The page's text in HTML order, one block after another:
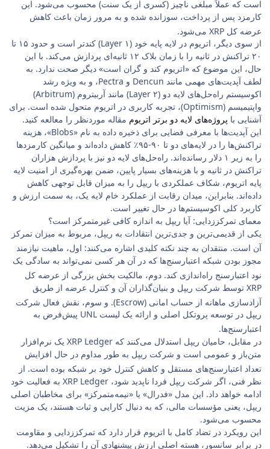
است که عملاً مبلغی ناچیز (کسری از یک سنت) محسوب می‌شود. این
کارمزد پس از پرداخت، سوزانده شده و به مرور زمان باعث کاهش
عرضه کل XRP می‌شود.
از سوی دیگر، اتریوم در لایه پایه خود (Layer ۱) کندتر است و حدود ۱۵ تا
۲۰ تراکنش در ثانیه را با زمان بلاک ۱۲ ثانیه‌ای پردازش می‌کند. با این
حال، این موضوع که «اتریوم کند و گران است» دیگر صحت ندارد. به
لطف آپدیت‌های مهمی مانند Dencun و Pectra، و به ویژه رشد
اکوسیستم راه‌حل‌های لایه دو (Layer ۲) مانند آربیتروم (Arbitrum)
واپتیمیسم (Optimism)، تجربه کاربری در اتریوم متحول شده است. برای
آشنایی با پروژه‌های لایه دو برتر اتریوم مقاله مورد‌نظر را معالعه کنید.
این آپدیت‌ها با معرفی فضایی برای ذخیره داده به نام «Blobs»، هزینه
تراکنش‌ها را در لایه‌های دو تا ۹۰-۹۵٪ کاهش داده‌اند و میانگین کارمزدها
را به زیر ۱ دلار رسانده‌اند. راه‌حل‌های لایه دو نیز با پردازش هزاران
تراکنش در ثانیه و با هزینه‌های بسیار پایین، ضمن بهره‌گیری از امنیت لایه
پایه اتریوم، شکاف عملکردی با ریپل را به میزان قابل توجهی کاهش
داده‌اند. بنابراین، میدان رقابت از عملکرد خام لایه یک، به سمت ارزش و
کاربرد کلی اکوسیستم‌ها در حال تغییر است.
معمای تمرکززدایی: آیا ریپل به اندازه کافی غیرمتمرکز است؟
یکی از قدیمی‌ترین و جدی‌ترین انتقادات به ریپل، مربوط به میزان تمرکز
آن است. منتقدان به چند نکته کلیدی اشاره می‌کنند: اول، ماهیت نیازمند
مجوز بودن شبکه اعتبارسنج‌ها که در آن هر کسی نمی‌تواند به سادگی یک
نود اعتبارسنج راه‌اندازی کند. دوم، مالکیت بخش بزرگی از عرضه کل
XRP توسط شرکت ریپل و بنیان‌گذاران آن و کنترل عرضه از طریق
آزادسازی ماهانه از حساب امانی (Escrow).
و سوم، نقش فعال شرکت
ریپل در توسعه پروتکل اصلی و ارائه یک لیست UNL پیش‌فرض به
اعتبارسنج‌ها.
در مقابل، حامیان ریپل استدلال می‌کنند که XRP Ledger یک نرم‌افزار
متن‌باز و عمومی است و شرکت ریپل به طور مداوم در حال افزایش
تعداد اعتبارسنج‌های مستقل و کاهش کنترل خود بر شبکه بوده است. از
نظر فنی، اگر شرکت ریپل فردا ناپدید شود، XRP Ledger به فعالیت خود
ادامه خواهد داد. این مدل «فدرال» یا «نیمه‌متمرکز» برای مخاطبان اصلی
ریپل، یعنی مؤسسات مالی، که به دنبال کارایی و ثبات هستند، یک مزیت
محسوب می‌شود.
این رویکرد در تضاد کامل با اتریوم قرار دارد که تمرکززدایی و مقاومت
در برابر سانسور، هسته اصلی ارزش پیشنهادی آن را تشکیل می‌دهد.